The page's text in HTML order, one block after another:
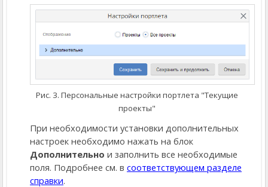
Рис. 3. Персональные настройки портлета "Текущие
проекты"
При необходимости установки дополнительных
настроек необходимо нажать на блок
Дополнительно и заполнить все необходимые
поля. Подробнее см. в соответствующем разделе
справки.